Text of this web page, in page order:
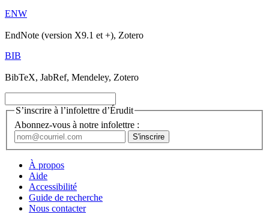
ENW
EndNote (version X9.1 et +), Zotero
BIB
BibTeX, JabRef, Mendeley, Zotero
S’inscrire à l’infolettre d’Érudit
Abonnez-vous à notre infolettre :
À propos
Aide
Accessibilité
Guide de recherche
Nous contacter